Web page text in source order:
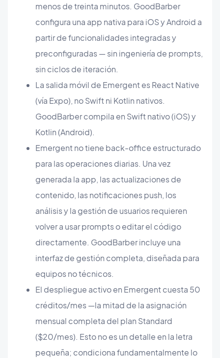
menos de treinta minutos. GoodBarber
configura una app nativa para iOS y Android a
partir de funcionalidades integradas y
preconfiguradas — sin ingeniería de prompts,
sin ciclos de iteración.
La salida móvil de Emergent es React Native
(vía Expo), no Swift ni Kotlin nativos.
GoodBarber compila en Swift nativo (iOS) y
Kotlin (Android).
Emergent no tiene back-office estructurado
para las operaciones diarias. Una vez
generada la app, las actualizaciones de
contenido, las notificaciones push, los
análisis y la gestión de usuarios requieren
volver a usar prompts o editar el código
directamente. GoodBarber incluye una
interfaz de gestión completa, diseñada para
equipos no técnicos.
El despliegue activo en Emergent cuesta 50
créditos/mes —la mitad de la asignación
mensual completa del plan Standard
($20/mes). Esto no es un detalle en la letra
pequeña; condiciona fundamentalmente lo